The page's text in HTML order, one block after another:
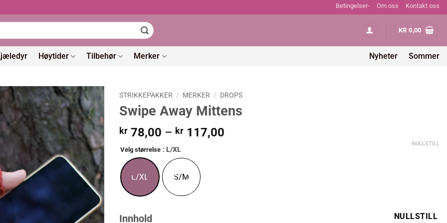
Betingelser- Om oss Kontakt oss
KR 0,00
Høytider Tilbehør Merker Nyheter Sommer
STRIKKEPAKKER / MERKER / DROPS
Swipe Away Mittens
kr 78,00 – kr 117,00
Velg størrelse : L/XL
L/XL S/M
NULLSTILL
Innhold NULLSTILL